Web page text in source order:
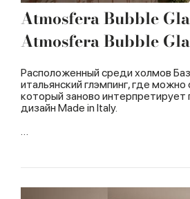
Atmosfera Bubble
Atmosfera Bubble
Расположенный среди холмов
итальянский глэмпинг, где
который заново интерпретирует
дизайн Made in Italy.
…